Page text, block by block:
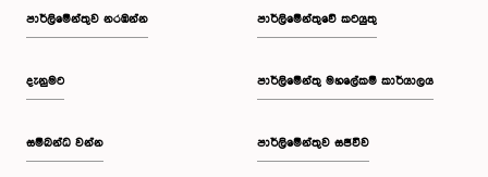
පාර්ලි‌මේන්තුව නරඹන්න
දැනුමට
සම්බන්ධ වන්න
පාර්ලිමේන්තුවේ කටයුතු
පාර්ලිමේන්තු මහලේකම් කාර්යාලය
පාර්ලිමේන්තුව සජීවීව